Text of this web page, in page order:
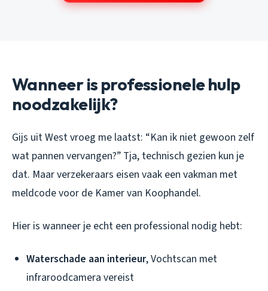
Wanneer is professionele hulp
noodzakelijk?
Gijs uit West vroeg me laatst: “Kan ik niet gewoon zelf
wat pannen vervangen?” Tja, technisch gezien kun je
dat. Maar verzekeraars eisen vaak een vakman met
meldcode voor de Kamer van Koophandel.
Hier is wanneer je echt een professional nodig hebt:
Waterschade aan interieur, Vochtscan met
infraroodcamera vereist